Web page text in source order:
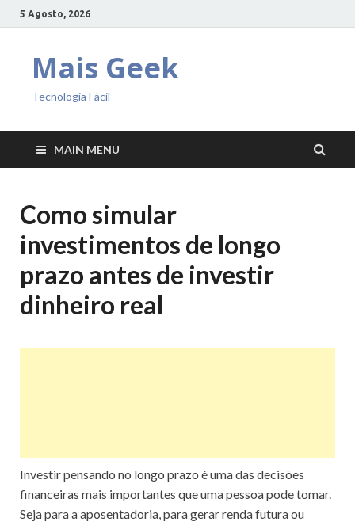
5 Agosto, 2026
Mais Geek
Tecnologia Fácil
MAIN MENU
Como simular
investimentos de longo
prazo antes de investir
dinheiro real
Investir pensando no longo prazo é uma das decisões
financeiras mais importantes que uma pessoa pode tomar.
Seja para a aposentadoria, para gerar renda futura ou